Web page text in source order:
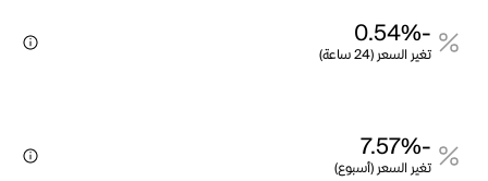
-0.54%
تغير السعر (24 ساعة)
-7.57%
تغير السعر (أسبوع)